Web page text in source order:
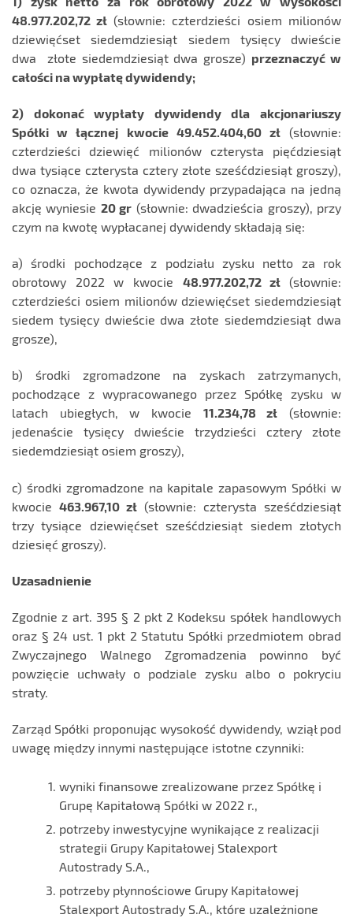
48.977.202,72 zł (słownie: czterdzieści osiem milionów
dziewięćset siedemdziesiąt siedem tysięcy dwieście
dwa złote siedemdziesiąt dwa grosze) przeznaczyć w
całości na wypłatę dywidendy;
2) dokonać wypłaty dywidendy dla akcjonariuszy
Spółki w łącznej kwocie 49.452.404,60 zł(słownie:
czterdzieści dziewięć milionów czterysta pięćdziesiąt
dwa tysiące czterysta cztery złote sześćdziesiąt groszy),
co oznacza, że kwota dywidendy przypadająca na jedną
akcję wyniesie 20 gr (słownie: dwadzieścia groszy), przy
czym na kwotę wypłacanej dywidendy składają się:
a) środki pochodzące z podziału zysku netto za rok
obrotowy 2022 w kwocie 48.977.202,72 zł (słownie:
czterdzieści osiem milionów dziewięćset siedemdziesiąt
siedem tysięcy dwieście dwa złote siedemdziesiąt dwa
grosze),
b) środki zgromadzone na zyskach zatrzymanych,
pochodzące z wypracowanego przez Spółkę zysku w
latach ubiegłych, w kwocie 11.234,78 zł (słownie:
jedenaście tysięcy dwieście trzydzieści cztery złote
siedemdziesiąt osiem groszy),
c) środki zgromadzone na kapitale zapasowym Spółki w
kwocie463.967,10 zł (słownie: czterysta sześćdziesiąt
trzy tysiące dziewięćset sześćdziesiąt siedem złotych
dziesięć groszy).
Uzasadnienie
Zgodnie z art. 395 § 2 pkt 2 Kodeksu spółek handlowych
oraz § 24 ust. 1 pkt 2 Statutu Spółki przedmiotem obrad
Zwyczajnego Walnego Zgromadzenia powinno być
powzięcie uchwały o podziale zysku albo o pokryciu
straty.
Zarząd Spółki proponując wysokość dywidendy, wziął pod
uwagę między innymi następujące istotne czynniki:
wyniki finansowe zrealizowane przez Spółkę i
Grupę Kapitałową Spółki w 2022 r.,
potrzeby inwestycyjne wynikające z realizacji
strategii Grupy Kapitałowej Stalexport
Autostrady S.A.,
potrzeby płynnościowe Grupy Kapitałowej
Stalexport Autostrady S.A., które uzależnione